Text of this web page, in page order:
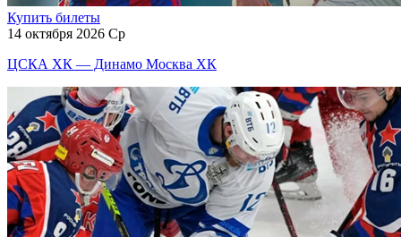
Купить билеты
14 октября 2026 Ср
ЦСКА ХК — Динамо Москва ХК